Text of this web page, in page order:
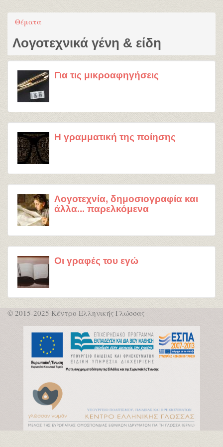
Θέματα
Λογοτεχνικά γένη & είδη
Για τις μικροαφηγήσεις
Η γραμματική της ποίησης
Λογοτεχνία, δημοσιογραφία και
άλλα... παρελκόμενα
Οι γραφές του εγώ
© 2015-2025 Κέντρο Ελληνικής Γλώσσας